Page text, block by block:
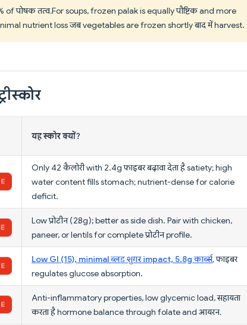
पोषक तत्व. For soups, frozen palak is equally पौष्टिक and more
nutrient loss जब vegetables are frozen shortly बाद में harvest.
यह स्कोर क्यों?
Only 42 कैलोरी with 2.4g फाइबर बढ़ावा देता है satiety; high
water content fills stomach; nutrient-dense for calorie
deficit.
Low प्रोटीन (2.8g); better as side dish. Pair with chicken,
paneer, or lentils for complete प्रोटीन profile.
Low GI (15), minimal ब्लड शुगर impact, 5.8g कार्ब्स, फाइबर
regulates glucose absorption.
Anti-inflammatory properties, low glycemic load, सहायता
करता है hormone balance through folate and आयरन.